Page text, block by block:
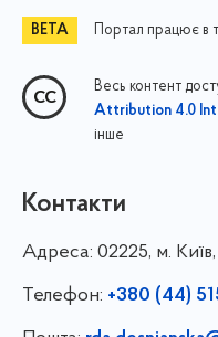
Портал працює в
Весь контент
Attribution 4.0
інше
Контакти
Адреса: 02225, м.
Телефон: +380 (44)